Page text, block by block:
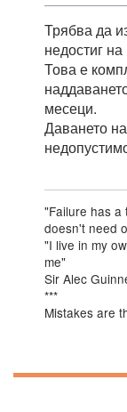
Трябва да
недостиг
Това е
месеци.
Даването
"Failure has a
doesn't need
"I live in my
me"
Sir Alec
***
Mistakes are